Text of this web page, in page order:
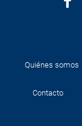
Quiénes somos
Contacto